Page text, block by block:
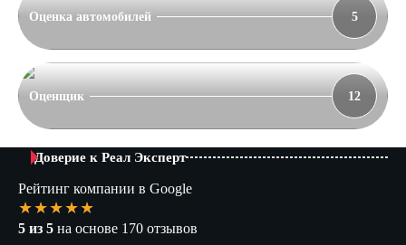
Оценка автомобилей 5
Оценщик 12
Доверие к Реал Эксперт
Рейтинг компании в Google
★★★★★
5 из 5 на основе 170 отзывов